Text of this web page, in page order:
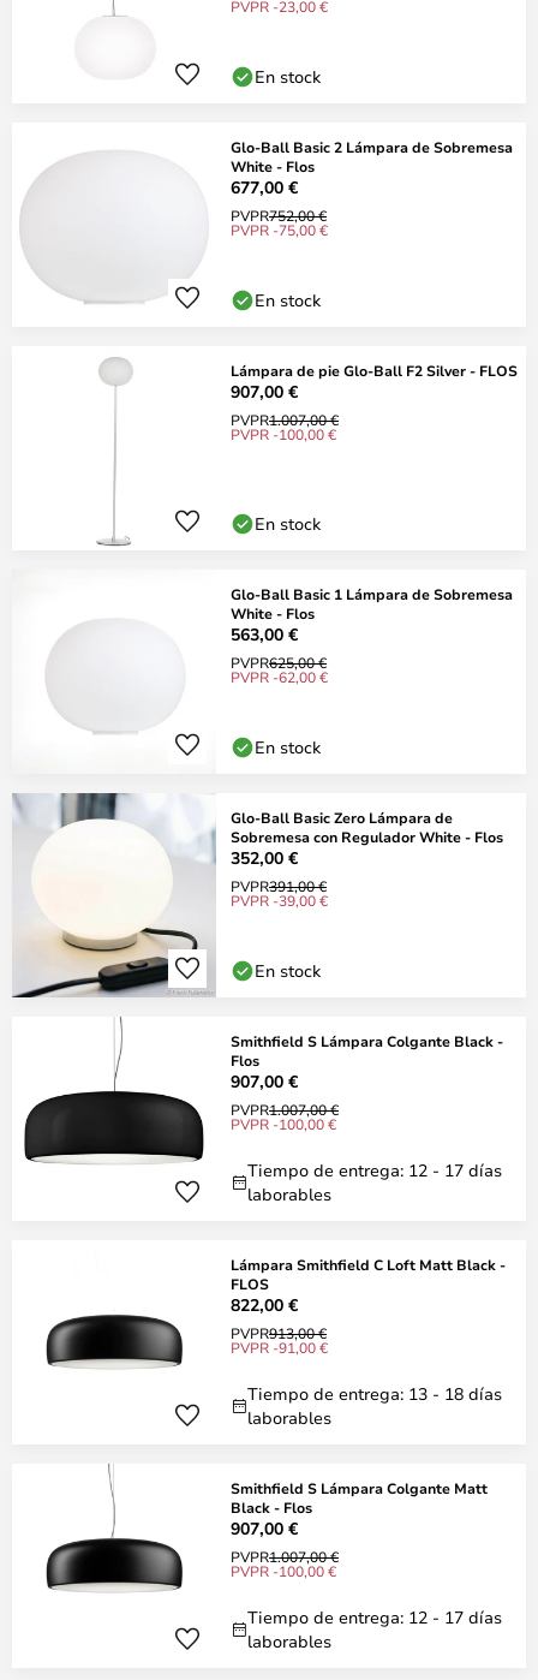
PVPR -23,00 €
En stock
Glo-Ball Basic 2 Lámpara de Sobremesa
White - Flos
677,00 €
PVPR752,00 €
PVPR -75,00 €
En stock
Lámpara de pie Glo-Ball F2 Silver - FLOS
907,00 €
PVPR1.007,00 €
PVPR -100,00 €
En stock
Glo-Ball Basic 1 Lámpara de Sobremesa
White - Flos
563,00 €
PVPR625,00 €
PVPR -62,00 €
En stock
Glo-Ball Basic Zero Lámpara de
Sobremesa con Regulador White - Flos
352,00 €
PVPR391,00 €
PVPR -39,00 €
En stock
Smithfield S Lámpara Colgante Black -
Flos
907,00 €
PVPR1.007,00 €
PVPR -100,00 €
Tiempo de entrega: 12 - 17 días
laborables
Lámpara Smithfield C Loft Matt Black -
FLOS
822,00 €
PVPR913,00 €
PVPR -91,00 €
Tiempo de entrega: 13 - 18 días
laborables
Smithfield S Lámpara Colgante Matt
Black - Flos
907,00 €
PVPR1.007,00 €
PVPR -100,00 €
Tiempo de entrega: 12 - 17 días
laborables